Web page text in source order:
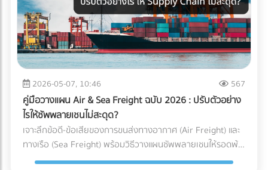
ได้คุ้มค่ากว่า) ความเร็วหรือพื้นที่ สำคัญกว่ากัน? (ตัว U เน้น
ประหยัดพื้นที่และยืดหยุ่น ส่วนตัว I เน้นความเร็วและลดคอขวด)
กำลังมองหาผู้เชี่ยวชาญด้านคลังสินค้าอยู่หรือเปล่า? การ
ออกแบบ Layout ที่ดีเป็นเพียงจุดเริ่มต้น การก่อสร้างโครงสร้าง
ที่แข็งแรง การติดตั้งชั้นวาง (Racking System) ที่ได้มาตรฐาน
และการวางระบบคลังสินค้า (WMS) คือฟันเฟืองที่ช่วยให้ธุรกิจ
ของคุณเติบโตอย่างมั่นคง หากคุณกำลังมองหา บริษัทรับเหมา
ก่อสร้างคลังสินค้า, ผู้ให้บริการออกแบบและติดตั้งระบบชั้นวาง
(Racking), หรือผู้ให้บริการ Logistics มืออาชีพ... ไม่ต้องเสีย
เวลาเสิร์ชหาให้ยุ่งยาก!
อยู่เสมอ หากพบความผิดปกติจะได้ปรับปรุงแก้ไขได้ทันท่วงที 3
เหตุผลที่ธุรกิจยุค 2026 ขาด “สำนักงานบัญชีมืออาชีพ” ไม่ได้
การจ้างสำนักงานบัญชีที่ได้มาตรฐาน เป็นได้มากกว่าแค่งาน
ธุรการหรือผู้คีย์ข้อมูล ราคาที่ต้องจ่าย "ไม่ใช่ความสิ้นเปลือง แต่
คือการลงทุน" ที่ช่วยชี้ชะตาความอยู่รอดขององค์กรด้วย 3
เหตุผลหลัก ดังนี้: 1. เป็นเครื่องดักจับ Red Flags ก่อนถึงมือ AI
สรรพากร สำนักงานบัญชีมืออาชีพ (ที่มี CPA หรือ CPD ดูแล) จะ
ทำหน้าที่เป็น “แนวป้องกันแรก” ตรวจสอบความสอดคล้องของ
ตัวเลข (Reconciliation) เทียบเคียงสัดส่วนรายได้และค่าใช้จ่ายให้
สมเหตุสมผล และช่วยอุดรอยรั่วของข้อมูลก่อนยื่นต่อกรม
สรรพากร 2. เปลี่ยนผ่านการยื่นเอกสารกระดาษ สู่ Digital Tax
อย่างไร้รอยต่อ สำนักงานบัญชียุคใหม่จะมีเครื่องมือและ
2026-05-07, 10:46 567
คู่มือวางแผน Air & Sea Freight ฉบับ 2026 : ปรับตัวอย่าง
ไรให้ซัพพลายเชนไม่สะดุด?
เจาะลึกข้อดี-ข้อเสียของการขนส่งทางอากาศ (Air Freight) และ
ทางเรือ (Sea Freight) พร้อมวิธีวางแผนซัพพลายเชนให้รอดพ้น
ทุกวิกฤต ค้นหาพาร์ทเนอร์โลจิสติกส์ได้ที่ At-Once